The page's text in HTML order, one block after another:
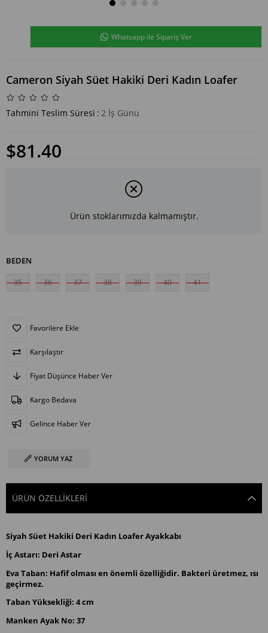
Whatsapp ile Sipariş Ver
Cameron Siyah Süet Hakiki Deri Kadın Loafer
Tahmini Teslim Süresi : 2 İş Günü
$81.40
Ürün stoklarımızda kalmamıştır.
BEDEN
35 36 37 38 39 40 41
Favorilere Ekle
Karşılaştır
Fiyat Düşünce Haber Ver
Kargo Bedava
Gelince Haber Ver
YORUM YAZ
ÜRÜN ÖZELLIKLERI
Siyah Süet Hakiki Deri Kadın Loafer Ayakkabı
İç Astarı: Deri Astar
Eva Taban: Hafif olması en önemli özelliğidir. Bakteri üretmez, ısı
geçirmez.
Taban Yüksekliği: 4 cm
Manken Ayak No: 37